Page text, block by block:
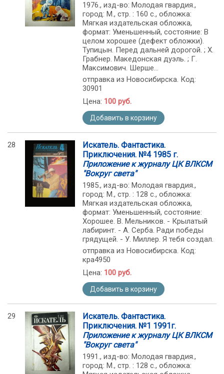
1976., изд-во: Молодая гвардия.,
город: М., стр. : 160 с., обложка:
Мягкая издательская обложка,
формат: Уменьшенный, состояние: В
целом хорошее (дефект обложки).
Тупицын. Перед дальней дорогой. ; Х.
Грабнер. Македонская дуэль. ; Г.
Максимович. Шерше...
отправка из Новосибирска. Код:
30901
Цена: 100 руб.
Добавить в корзину
28
Искатель. Фантастика.
Приключения. №4 1985 г.
Приложение к журналу ЦК ВЛКСМ
"Вокруг света"
1985., изд-во: Молодая гвардия.,
город: М., стр. : 128 с., обложка:
Мягкая издательская обложка,
формат: Уменьшенный, состояние:
Хорошее. В. Мельников. - Крылатый
лабиринт. - А. Серба. Ради победы
грядущей. - У. Миллер. Я тебя создал.
отправка из Новосибирска. Код:
кра4950
Цена: 100 руб.
Добавить в корзину
29
Искатель. Фантастика.
Приключения. №1 1991г.
Приложение к журналу ЦК ВЛКСМ
"Вокруг света"
1991., изд-во: Молодая гвардия.,
город: М., стр. : 128 с., обложка: